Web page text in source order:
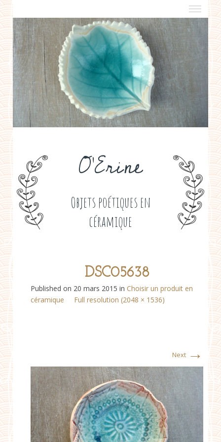
O'Erine
Objets poétiques en
céramique
a propos
boutiques de créateurs
contact
politique de confidentialité
DSC05638
Published on 20 mars 2015 in Choisir un produit en
céramique
Full resolution (2048 × 1536)
Next →